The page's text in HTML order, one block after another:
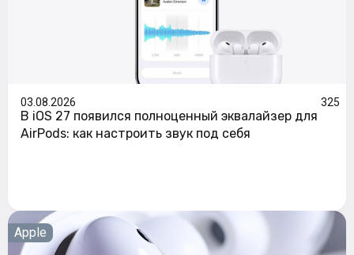
03.08.2026 325
В iOS 27 появился полноценный эквалайзер для
AirPods: как настроить звук под себя
Apple